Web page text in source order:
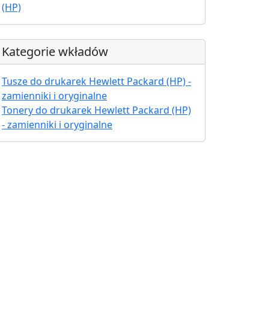
(HP)
Kategorie wkładów
Tusze do drukarek Hewlett Packard (HP) -
zamienniki i oryginalne
Tonery do drukarek Hewlett Packard (HP)
- zamienniki i oryginalne